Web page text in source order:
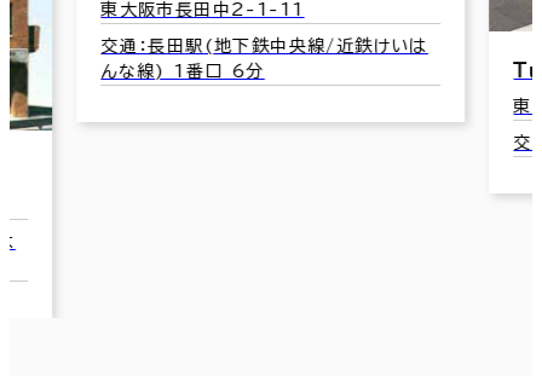
東大阪市長田中2-1-11
交通：長田駅(地下鉄中央線/近鉄けいは
んな線) 1番口 6分
Ｔ
東
交